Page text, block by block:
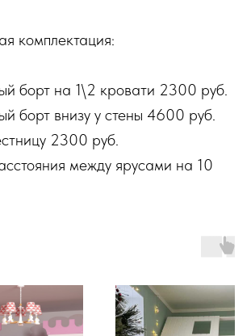
комплектация:
борт на 1\2 кровати 2300 руб.
борт внизу у стены 4600 руб.
2300 руб.
между ярусами на 10